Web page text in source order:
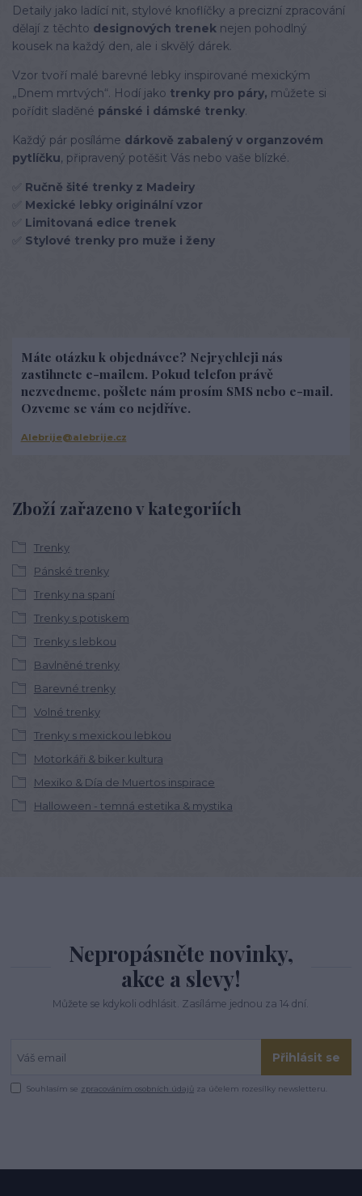
Detaily jako ladící nit, stylové knoflíčky a precizní zpracování
dělají z těchto designových trenek nejen pohodlný
kousek na každý den, ale i skvělý dárek.
Vzor tvoří malé barevné lebky inspirované mexickým
„Dnem mrtvých“. Hodí jako trenky pro páry, můžete si
pořídit sladěné pánské i dámské trenky.
Každý pár posíláme dárkově zabalený v organzovém
pytlíčku, připravený potěšit Vás nebo vaše blízké.
Ručně šité trenky z Madeiry
Mexické lebky originální vzor
Limitovaná edice trenek
Stylové trenky pro muže i ženy
Zboží zařazeno v kategoriích
Trenky
Pánské trenky
Trenky na spaní
Trenky s potiskem
Trenky s lebkou
Bavlněné trenky
Barevné trenky
Volné trenky
Trenky s mexickou lebkou
Motorkáři & biker kultura
Mexiko & Día de Muertos inspirace
Halloween - temná estetika & mystika
Máte otázku k objednávce? Nejrychleji nás
zastihnete e-mailem. Pokud telefon právě
nezvedneme, pošlete nám prosím SMS nebo e-mail.
Ozveme se vám co nejdříve.
Alebrije@alebrije.cz
Nepropásněte novinky,
akce a slevy!
Můžete se kdykoli odhlásit. Zasíláme jednou za 14 dní.
Přihlásit se
Souhlasím se zpracováním osobních údajů za účelem rozesílky newsletteru.